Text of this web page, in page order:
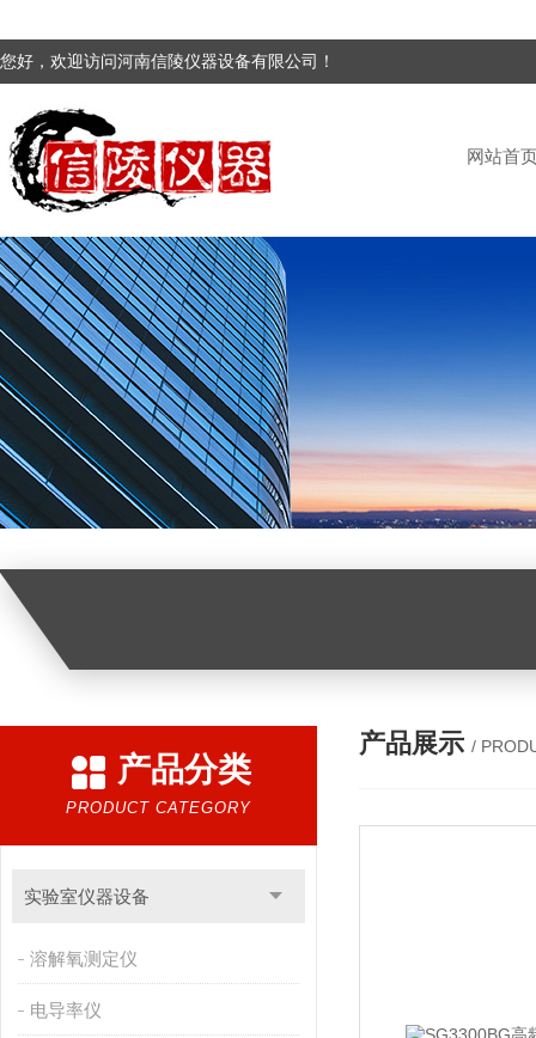
您好，欢迎访问河南信陵仪器设备有限公司！
网站首
产品分类
PRODUCT CATEGORY
实验室仪器设备
溶解氧测定仪
电导率仪
产品展示 /